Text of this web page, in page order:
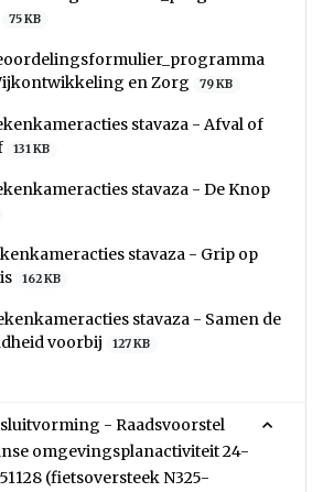
75 KB
en Zorg
79 KB
stavaza - Afval of
131 KB
stavaza - De Knop
stavaza - Grip op
162 KB
stavaza - Samen de
voorbij
127 KB
- Raadsvoorstel
omgevingsplanactiviteit 24-
(fietsoversteek N325-